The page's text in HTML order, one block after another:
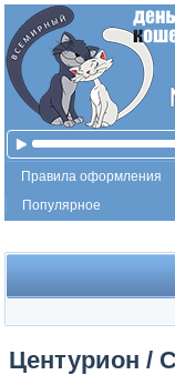
Правила оформления
Популярное
Центурион /